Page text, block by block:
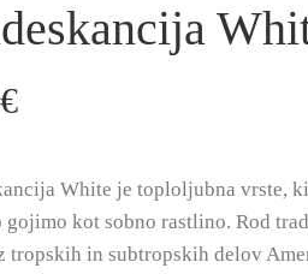
€
White je toploljubna vrste,
gojimo kot sobno rastlino. Rod
tropskih in subtropskih delov